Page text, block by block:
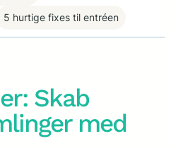
5 hurtige fixes til entréen
Skab
med